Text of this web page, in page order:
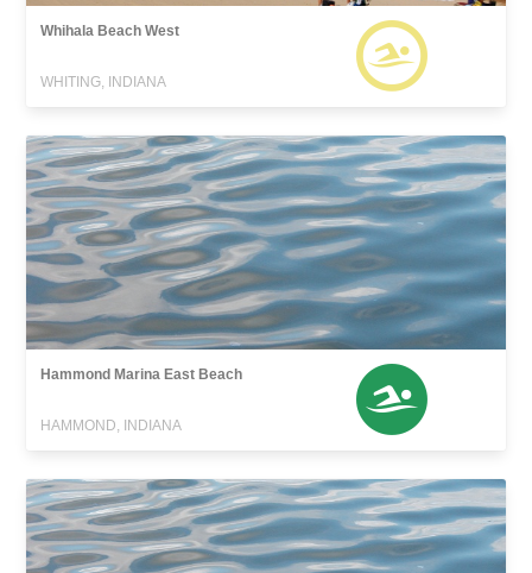
Whihala Beach West
WHITING, INDIANA
Hammond Marina East Beach
HAMMOND, INDIANA